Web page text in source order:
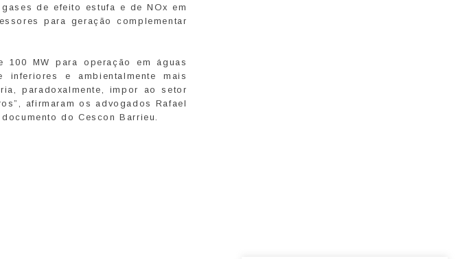
de efeito estufa e de NOx em
para geração complementar
MW para operação em águas
e ambientalmente mais
paradoxalmente, impor ao setor
afirmaram os advogados Rafael
do Cescon Barrieu.